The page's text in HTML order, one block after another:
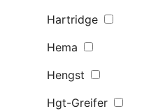
Hartridge
Hema
Hengst
Hgt-Greifer